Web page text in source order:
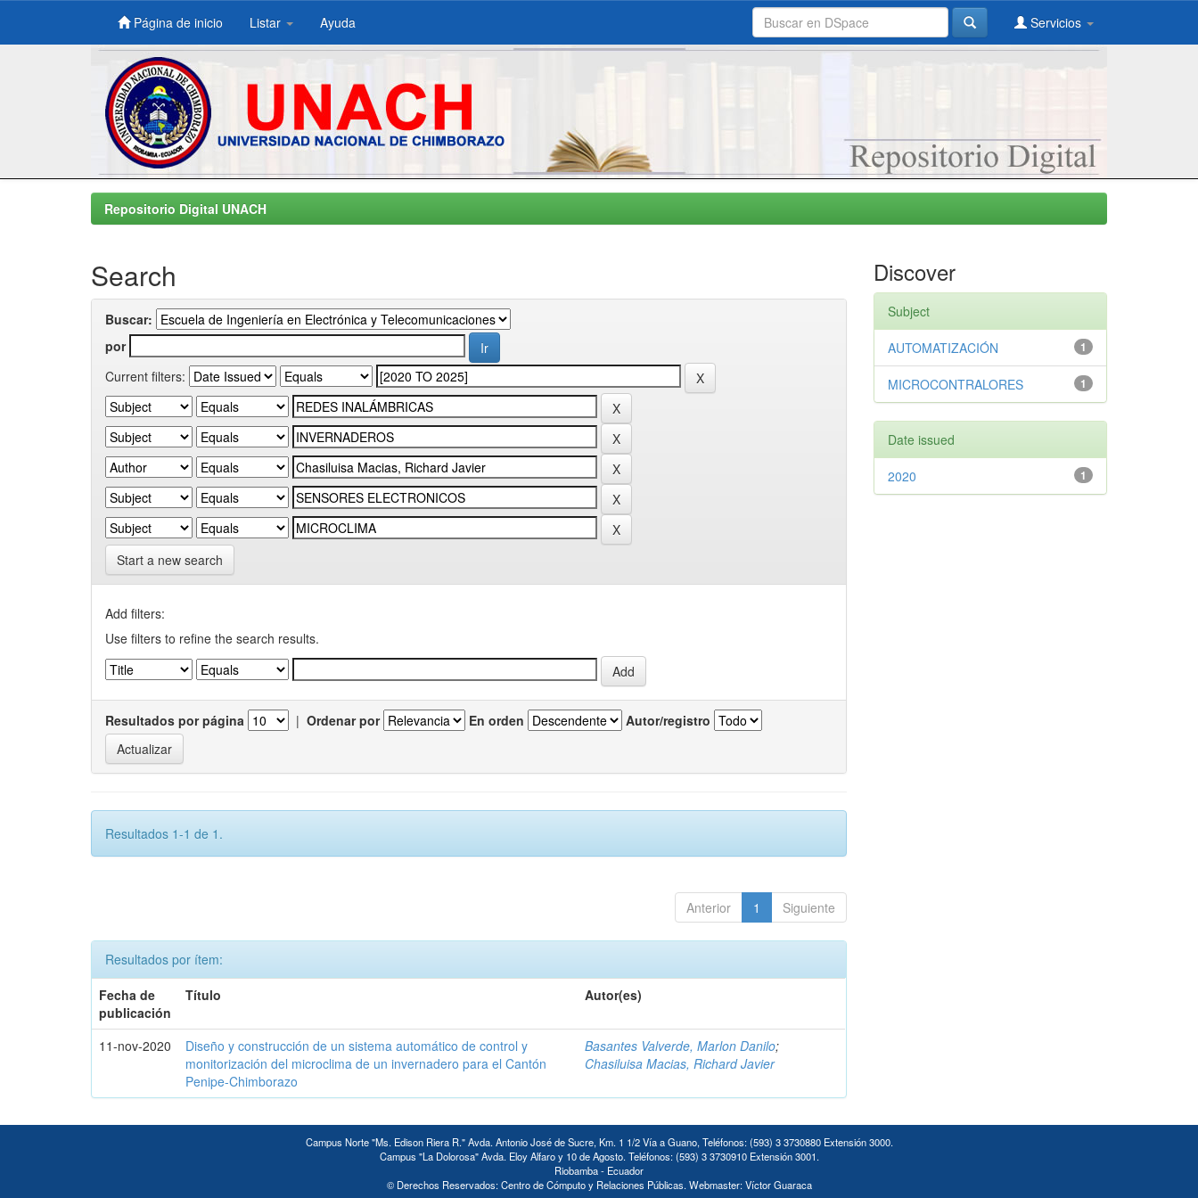
Skip
Página de inicio Listar Ayuda Servicios
Repositorio Digital UNACH
Search
Buscar:
por
Current filters:
Start a new search
Add filters:
Use filters to refine the search results.
Resultados por página | Ordenar por En orden Autor/registro
Resultados 1-1 de 1.
Anterior 1 Siguiente
Resultados por ítem:
Fecha de
publicación
Título Autor(es)
11-nov-2020
Diseño y construcción de un sistema automático de control y
monitorización del microclima de un invernadero para el Cantón
Penipe-Chimborazo
Basantes Valverde, Marlon Danilo;
Chasiluisa Macias, Richard Javier
Discover
Subject
1
AUTOMATIZACIÓN
1
MICROCONTRALORES
Date issued
1
2020
Campus Norte "Ms. Edison Riera R." Avda. Antonio José de Sucre, Km. 1 1/2 Vía a Guano, Teléfonos: (593) 3 3730880 Extensión 3000.
Campus "La Dolorosa" Avda. Eloy Alfaro y 10 de Agosto. Teléfonos: (593) 3 3730910 Extensión 3001.
Riobamba - Ecuador
© Derechos Reservados: Centro de Cómputo y Relaciones Públicas. Webmaster: Víctor Guaraca